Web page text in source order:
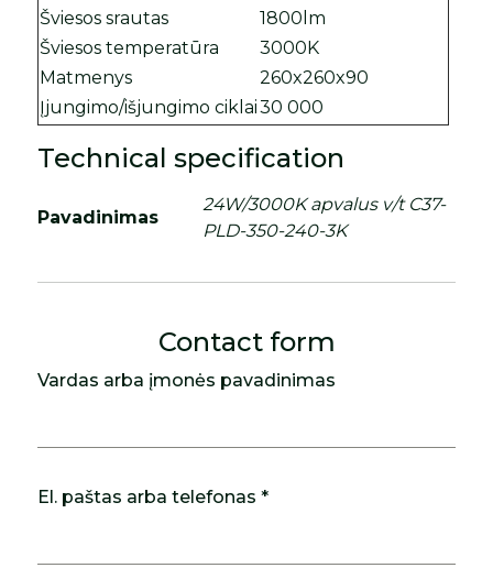
Šviesos srautas
1800lm
Šviesos temperatūra
3000K
Matmenys
260x260x90
Įjungimo/išjungimo ciklai30 000
Technical specification
Pavadinimas
24W/3000K apvalus v/t C37-
PLD-350-240-3K
Contact form
Vardas arba įmonės pavadinimas
El. paštas arba telefonas *